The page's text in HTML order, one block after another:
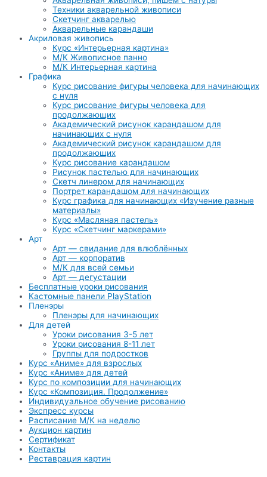
Техники акварельной живописи
Скетчинг акварелью
Акварельные карандаши
Акриловая живопись
Курс «Интерьерная картина»
М/К Живописное панно
М/К Интерьерная картина
Графика
Курс рисование фигуры человека для начинающих
с нуля
Курс рисование фигуры человека для
продолжающих
Академический рисунок карандашом для
начинающих с нуля
Академический рисунок карандашом для
продолжающих
Курс рисование карандашом
Рисунок пастелью для начинающих
Скетч линером для начинающих
Портрет карандашом для начинающих
Курс графика для начинающих «Изучение разные
материалы»
Курс «Масляная пастель»
Курс «Скетчинг маркерами»
Арт
Арт — свидание для влюблённых
Арт — корпоратив
М/К для всей семьи
Арт — дегустации
Бесплатные уроки рисования
Кастомные панели PlayStation
Пленэры
Пленэры для начинающих
Для детей
Уроки рисования 3-5 лет
Уроки рисования 8-11 лет
Группы для подростков
Курс «Аниме» для взрослых
Курс «Аниме» для детей
Курс по композиции для начинающих
Курс «Композиция. Продолжение»
Индивидуальное обучение рисованию
Экспресс курсы
Расписание М/К на неделю
Аукцион картин
Сертификат
Контакты
Реставрация картин